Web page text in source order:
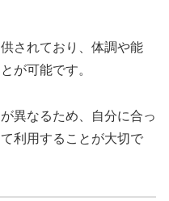
されており、体調や能
が可能です。
異なるため、自分に合っ
利用することが大切で